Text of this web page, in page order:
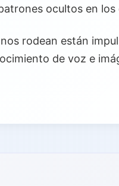
ocultos en los
rodean están
de voz e